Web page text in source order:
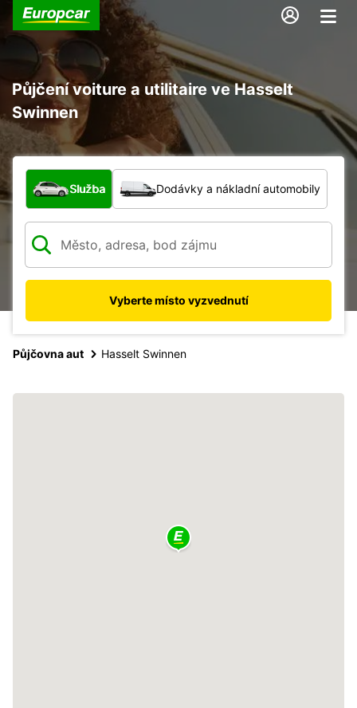
Půjčení voiture a utilitaire ve Hasselt
Swinnen
Jaký typ vozidla?
Služba Dodávky a nákladní automobily
Vyberte místo vyzvednutí
Půjčovna aut Hasselt Swinnen